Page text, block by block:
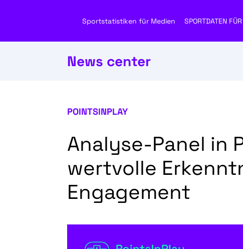
Sportstatistiken für Medien SPORTDATEN
News center
POINTSINPLAY
Analyse-Panel in
wertvolle
Engagement